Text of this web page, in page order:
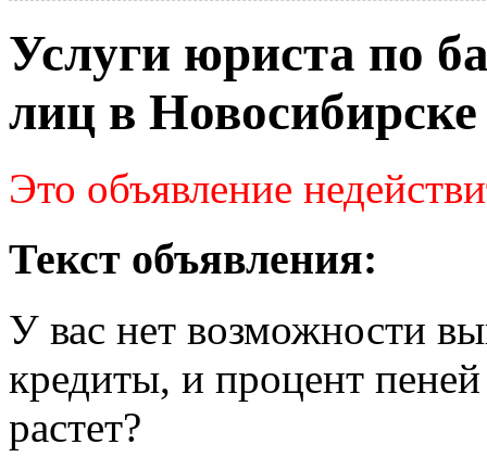
Услуги юриста по
лиц в Новосибирске
Это объявление
Текст объявления:
У вас нет возможности
кредиты, и процент пеней
растет?